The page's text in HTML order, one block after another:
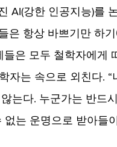
AI(강한 인공지능)를
은 항상 바쁘기만 하
은 모두 철학자에게
자는 속으로 외친다.
는다. 누군가는 반드
는 운명으로 받아들